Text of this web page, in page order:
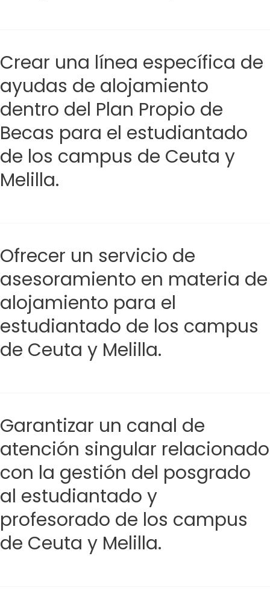
Crear una línea específica de
ayudas de alojamiento
dentro del Plan Propio de
Becas para el estudiantado
de los campus de Ceuta y
Melilla.
Ofrecer un servicio de
asesoramiento en materia de
alojamiento para el
estudiantado de los campus
de Ceuta y Melilla.
Garantizar un canal de
atención singular relacionado
con la gestión del posgrado
al estudiantado y
profesorado de los campus
de Ceuta y Melilla.